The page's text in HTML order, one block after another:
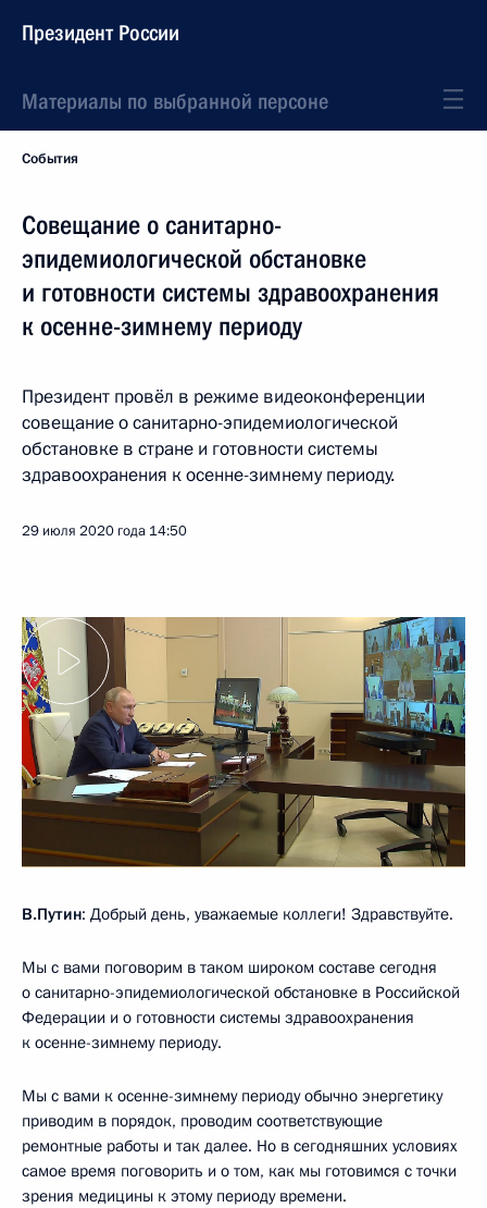
Президент России
Материалы по выбранной персоне
События
Совещание о санитарно-
эпидемиологической обстановке
и готовности системы здравоохранения
к осенне-зимнему периоду
Президент провёл в режиме видеоконференции
совещание о санитарно-эпидемиологической
обстановке в стране и готовности системы
здравоохранения к осенне-зимнему периоду.
29 июля 2020 года 14:50
В.Путин: Добрый день, уважаемые коллеги! Здравствуйте.
Мы с вами поговорим в таком широком составе сегодня
о санитарно-эпидемиологической обстановке в Российской
Федерации и о готовности системы здравоохранения
к осенне-зимнему периоду.
Мы с вами к осенне-зимнему периоду обычно энергетику
приводим в порядок, проводим соответствующие
ремонтные работы и так далее. Но в сегодняшних условиях
самое время поговорить и о том, как мы готовимся с точки
зрения медицины к этому периоду времени.